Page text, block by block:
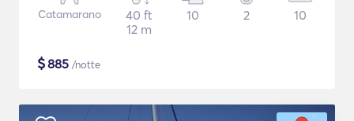
Catamarano
40 ft
12 m
10 2 10
$885 /notte